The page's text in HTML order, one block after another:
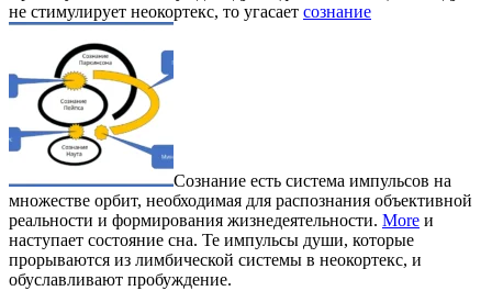
не стимулирует неокортекс, то угасает сознание
Сознание есть система импульсов на
множестве орбит, необходимая для распознания объективной
реальности и формирования жизнедеятельности. More и
наступает состояние сна. Те импульсы души, которые
прорываются из лимбической системы в неокортекс, и
обуславливают пробуждение.